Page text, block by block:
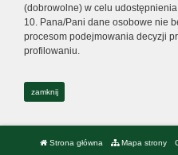
(dobrowolne) w celu
10. Pana/Pani dane osobowe nie
procesom podejmowania decyzji
profilowaniu.
zamknij
Strona główna Mapa strony